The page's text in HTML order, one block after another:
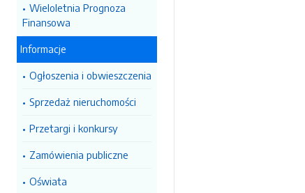
Wieloletnia Prognoza
Finansowa
Informacje
Ogłoszenia i obwieszczenia
Sprzedaż nieruchomości
Przetargi i konkursy
Zamówienia publiczne
Oświata